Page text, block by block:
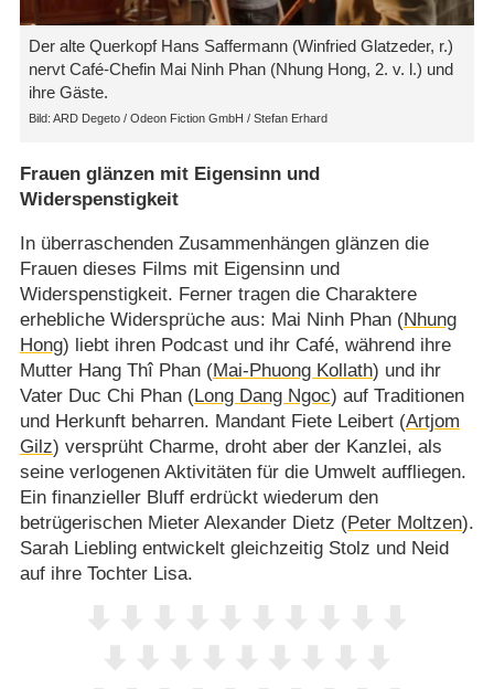
Der alte Querkopf Hans Saffermann (Winfried Glatzeder, r.)
nervt Café-Chefin Mai Ninh Phan (Nhung Hong, 2. v. l.) und
ihre Gäste.
ARD Degeto /​ Odeon Fiction GmbH /​ Stefan Erhard
Frauen glänzen mit Eigensinn und
Widerspenstigkeit
In überraschenden Zusammenhängen glänzen die
Frauen dieses Films mit Eigensinn und
Widerspenstigkeit. Ferner tragen die Charaktere
erhebliche Widersprüche aus: Mai Ninh Phan (Nhung
Hong) liebt ihren Podcast und ihr Café, während ihre
Mutter Hang Thî Phan (Mai-Phuong Kollath) und ihr
Vater Duc Chi Phan (Long Dang Ngoc) auf Traditionen
und Herkunft beharren. Mandant Fiete Leibert (Artjom
Gilz) versprüht Charme, droht aber der Kanzlei, als
seine verlogenen Aktivitäten für die Umwelt auffliegen.
Ein finanzieller Bluff erdrückt wiederum den
betrügerischen Mieter Alexander Dietz (Peter Moltzen).
Sarah Liebling entwickelt gleichzeitig Stolz und Neid
auf ihre Tochter Lisa.